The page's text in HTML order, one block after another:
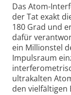
Das Atom-
der Tat exakt
180 Grad und
dafür
ein Millionstel
Impulsraum
ultrakalten
den vielfältigen